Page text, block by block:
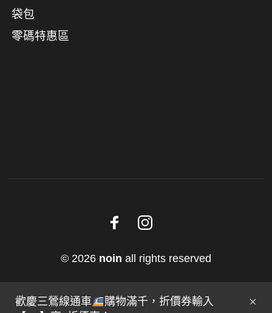
歡慶三鶯線通車
購物滿千，折價券輸入
袋包
零碼特惠區
© 2026 noin all rights reserved